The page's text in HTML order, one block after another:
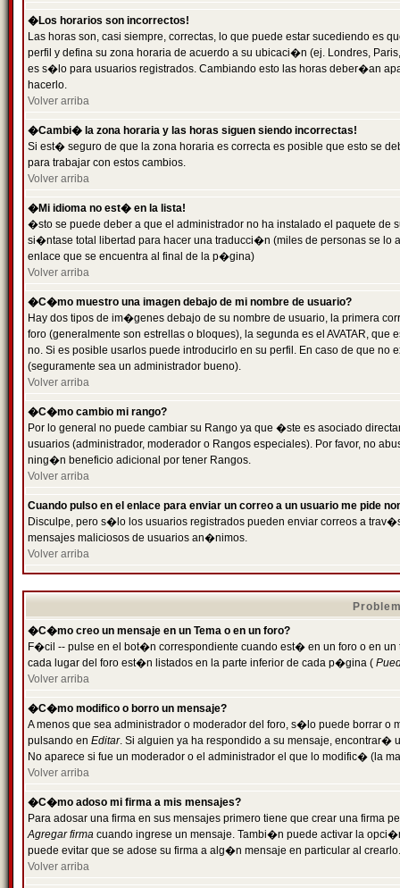
�Los horarios son incorrectos!
Las horas son, casi siempre, correctas, lo que puede estar sucediendo es
perfil y defina su zona horaria de acuerdo a su ubicaci�n (ej. Londres,
es s�lo para usuarios registrados. Cambiando esto las horas deber�an
hacerlo.
Volver arriba
�Cambi� la zona horaria y las horas siguen siendo incorrectas!
Si est� seguro de que la zona horaria es correcta es posible que esto se
para trabajar con estos cambios.
Volver arriba
�Mi idioma no est� en la lista!
�sto se puede deber a que el administrador no ha instalado el paquete
si�ntase total libertad para hacer una traducci�n (miles de personas se
enlace que se encuentra al final de la p�gina)
Volver arriba
�C�mo muestro una imagen debajo de mi nombre de usuario?
Hay dos tipos de im�genes debajo de su nombre de usuario, la primera
foro (generalmente son estrellas o bloques), la segunda es el AVATAR,
no. Si es posible usarlos puede introducirlo en su perfil. En caso de que
(seguramente sea un administrador bueno).
Volver arriba
�C�mo cambio mi rango?
Por lo general no puede cambiar su Rango ya que �ste es asociado
usuarios (administrador, moderador o Rangos especiales). Por favor, no
ning�n beneficio adicional por tener Rangos.
Volver arriba
Cuando pulso en el enlace para enviar un correo a un usuario me pide
Disculpe, pero s�lo los usuarios registrados pueden enviar correos a
mensajes maliciosos de usuarios an�nimos.
Volver arriba
�C�mo creo un mensaje en un Tema o en un foro?
F�cil -- pulse en el bot�n correspondiente cuando est� en un foro o en
cada lugar del foro est�n listados en la parte inferior de cada p�gina (
Volver arriba
�C�mo modifico o borro un mensaje?
A menos que sea administrador o moderador del foro, s�lo puede borrar o
pulsando en Editar. Si alguien ya ha respondido a su mensaje, encontrar�
No aparece si fue un moderador o el administrador el que lo modific� (la
Volver arriba
�C�mo adoso mi firma a mis mensajes?
Para adosar una firma en sus mensajes primero tiene que crear una firma
Agregar firma cuando ingrese un mensaje. Tambi�n puede activar la
puede evitar que se adose su firma a alg�n mensaje en particular al crearlo.
Volver arriba